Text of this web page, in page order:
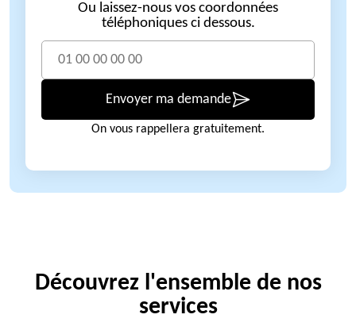
Ou laissez-nous vos coordonnées
téléphoniques ci dessous.
Envoyer ma demande
On vous rappellera gratuitement.
Découvrez l'ensemble de nos
services